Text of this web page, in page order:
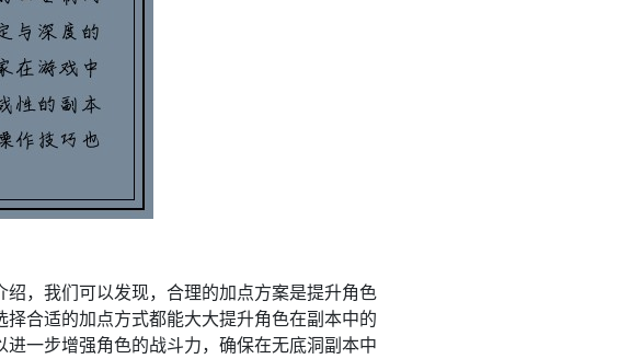
，我们可以发现，合理的加点方案是提升角色
合适的加点方式都能大大提升角色在副本中的
一步增强角色的战斗力，确保在无底洞副本中